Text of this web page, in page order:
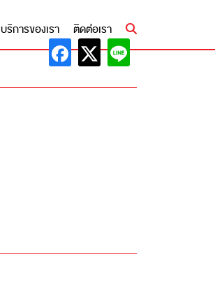
บริการของเรา ติดต่อเรา